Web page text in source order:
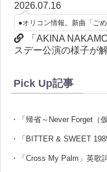
2026.07.16
●オリコン情報。新曲「ご
「AKINA
スデー公演の様子が
Pick Up記事
・「帰省～Never Forget（仮
・「BITTER & SWEET
・「Cross My Palm」英歌